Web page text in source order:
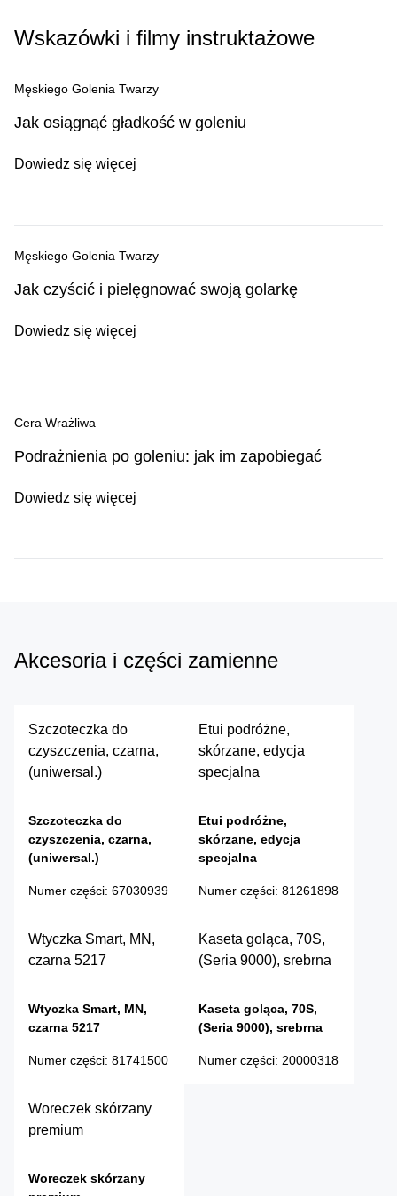
Wskazówki i filmy instruktażowe
Męskiego Golenia Twarzy
Jak osiągnąć gładkość w goleniu
Dowiedz się więcej
Męskiego Golenia Twarzy
Jak czyścić i pielęgnować swoją golarkę
Dowiedz się więcej
Cera Wrażliwa
Podrażnienia po goleniu: jak im zapobiegać
Dowiedz się więcej
Akcesoria i części zamienne
Szczoteczka do
czyszczenia, czarna,
(uniwersal.)
Szczoteczka do
czyszczenia, czarna,
(uniwersal.)
Numer części: 67030939
Etui podróżne,
skórzane, edycja
specjalna
Etui podróżne,
skórzane, edycja
specjalna
Numer części: 81261898
Wtyczka Smart, MN,
czarna 5217
Wtyczka Smart, MN,
czarna 5217
Numer części: 81741500
Kaseta goląca, 70S,
(Seria 9000), srebrna
Kaseta goląca, 70S,
(Seria 9000), srebrna
Numer części: 20000318
Woreczek skórzany
premium
Woreczek skórzany